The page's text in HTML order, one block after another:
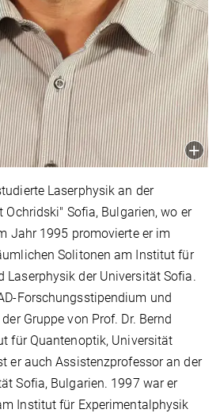
Laserphysik an der
Ochridski" Sofia, Bulgarien, wo er
Jahr 1995 promovierte er im
Solitonen am Institut für
Laserphysik der Universität Sofia.
Forschungsstipendium und
Gruppe von Prof. Dr. Bernd
für Quantenoptik, Universität
er auch Assistenzprofessor an der
Sofia, Bulgarien. 1997 war er
Institut für Experimentalphysik